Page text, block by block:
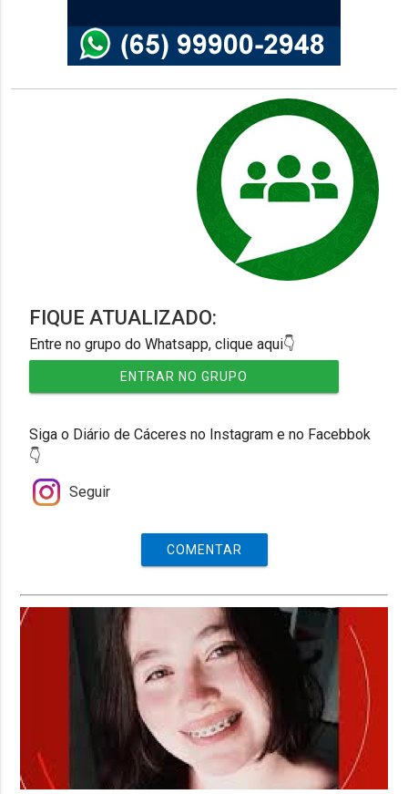
FIQUE ATUALIZADO:
Entre no grupo do Whatsapp, clique aqui👇
ENTRAR NO GRUPO
Siga o Diário de Cáceres no Instagram e no Facebbok
👇
Seguir
COMENTAR